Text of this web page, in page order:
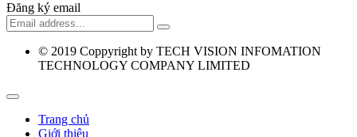
Đăng ký email
© 2019 Coppyright by TECH VISION INFOMATION
TECHNOLOGY COMPANY LIMITED
Trang chủ
Giới thiệu